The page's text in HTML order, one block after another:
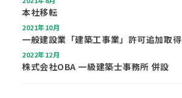
本社移転
2021年10月
一般建設業「建築工事業」許可追加取得
2022年12月
株式会社OBA 一級建築士事務所 併設